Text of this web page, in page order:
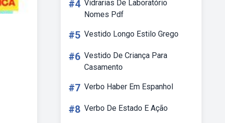
#4 Vidrarias De Laboratório
Nomes Pdf
#5 Vestido Longo Estilo Grego
#6 Vestido De Criança Para
Casamento
#7 Verbo Haber Em Espanhol
#8 Verbo De Estado E Ação